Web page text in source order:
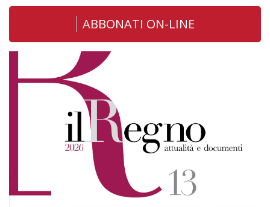
ABBONATI ON-LINE